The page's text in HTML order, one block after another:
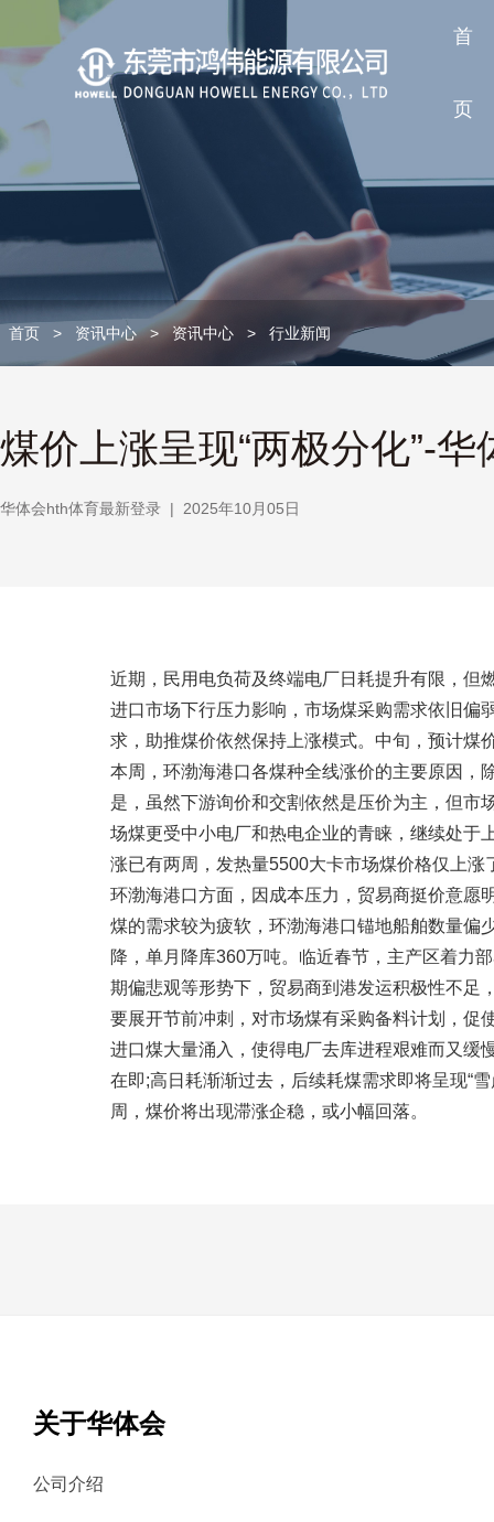
首
页
首页 > 资讯中心 > 资讯中心 > 行业新闻
煤价上涨呈现“两极分化”-
华体会hth体育最新登录 | 2025年10月05日
近期，民用电负荷及终端电厂日耗提升有限，但
进口市场下行压力影响，市场煤采购需求依旧偏
求，助推煤价依然保持上涨模式。中旬，预计煤
本周，环渤海港口各煤种全线涨价的主要原因，
是，虽然下游询价和交割依然是压价为主，但市
场煤更受中小电厂和热电企业的青睐，继续处于
涨已有两周，发热量5500大卡市场煤价格仅上
环渤海港口方面，因成本压力，贸易商挺价意愿
煤的需求较为疲软，环渤海港口锚地船舶数量偏
降，单月降库360万吨。临近春节，主产区着力
期偏悲观等形势下，贸易商到港发运积极性不足
要展开节前冲刺，对市场煤有采购备料计划，促
进口煤大量涌入，使得电厂去库进程艰难而又缓
在即;高日耗渐渐过去，后续耗煤需求即将呈现“
周，煤价将出现滞涨企稳，或小幅回落。
关于华体会
公司介绍